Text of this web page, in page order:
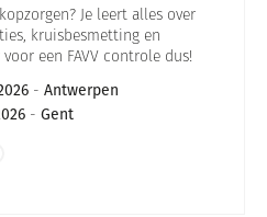
Je leert alles over
kruisbesmetting en
een FAVV controle dus!
- Antwerpen
- Gent